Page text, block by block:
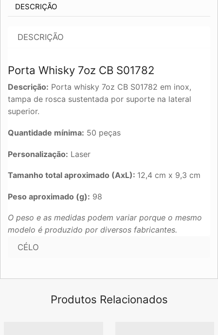
DESCRIÇÃO
DESCRIÇÃO
Porta Whisky 7oz CB S01782
Descrição: Porta whisky 7oz CB S01782 em inox,
tampa de rosca sustentada por suporte na lateral
superior.
Quantidade mínima: 50 peças
Personalização: Laser
Tamanho total aproximado (AxL): 12,4 cm x 9,3 cm
Peso aproximado (g): 98
O peso e as medidas podem variar porque o mesmo
modelo é produzido por diversos fabricantes.
CÉLO
Produtos Relacionados